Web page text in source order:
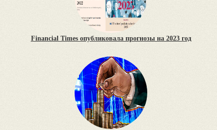
Financial Times опубликовала прогнозы на 2023 год